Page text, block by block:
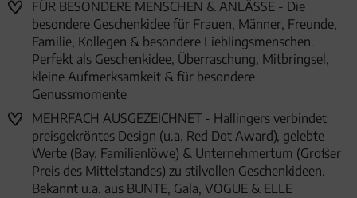
FÜR BESONDERE MENSCHEN & ANLÄSSE - Die
besondere Geschenkidee für Frauen, Männer, Freunde,
Familie, Kollegen & besondere Lieblingsmenschen.
Perfekt als Geschenkidee, Überraschung, Mitbringsel,
kleine Aufmerksamkeit & für besondere
Genussmomente
MEHRFACH AUSGEZEICHNET - Hallingers verbindet
preisgekröntes Design (u.a. Red Dot Award), gelebte
Werte (Bay. Familienlöwe) & Unternehmertum (Großer
Preis des Mittelstandes) zu stilvollen Geschenkideen.
Bekannt u.a. aus BUNTE, Gala, VOGUE & ELLE